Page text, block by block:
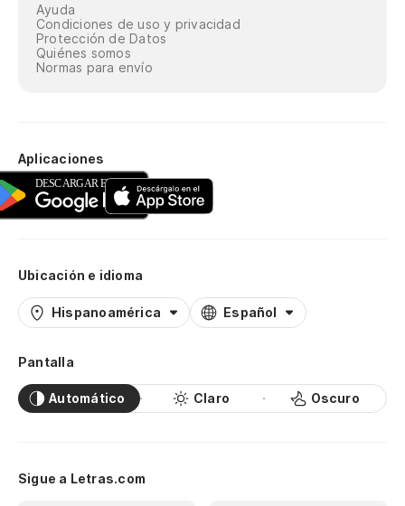
Ayuda
Condiciones de uso y privacidad
Protección de Datos
Quiénes somos
Normas para envío
Aplicaciones
Ubicación e idioma
Hispanoamérica Español
Pantalla
Automático Claro Oscuro
Sigue a Letras.com